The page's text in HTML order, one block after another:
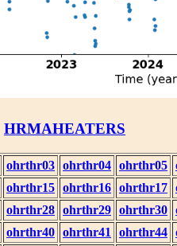
HRMAHEATERS
ohrthr03 ohrthr04 ohrthr05
ohrthr15 ohrthr16 ohrthr17
ohrthr28 ohrthr29 ohrthr30
ohrthr40 ohrthr41 ohrthr44